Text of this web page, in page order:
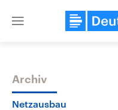
Close
Themen
Archiv
Netzausbau